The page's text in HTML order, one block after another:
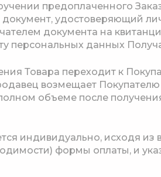
предоплаченного
удостоверяющий
документа на
персональных данных
Товара переходит к
возмещает Покупателю
объеме после
индивидуально, исходя из
формы оплаты, и